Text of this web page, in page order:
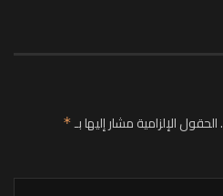
الحقول الإلزامية مشار إليها بـ*